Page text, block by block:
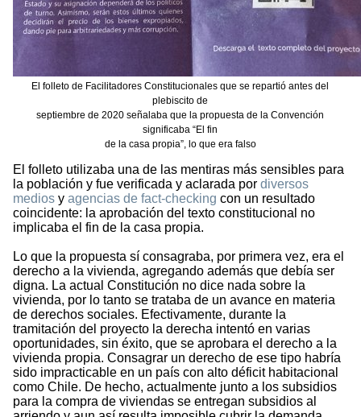
El folleto de Facilitadores Constitucionales que se repartió antes del
plebiscito de
septiembre de 2020 señalaba que la propuesta de la Convención
significaba “El fin
de la casa propia”, lo que era falso
El folleto utilizaba una de las mentiras más sensibles para
la población y fue verificada y aclarada por diversos
medios y agencias de fact-checking con un resultado
coincidente: la aprobación del texto constitucional no
implicaba el fin de la casa propia.
Lo que la propuesta sí consagraba, por primera vez, era el
derecho a la vivienda, agregando además que debía ser
digna. La actual Constitución no dice nada sobre la
vivienda, por lo tanto se trataba de un avance en materia
de derechos sociales. Efectivamente, durante la
tramitación del proyecto la derecha intentó en varias
oportunidades, sin éxito, que se aprobara el derecho a la
vivienda propia. Consagrar un derecho de ese tipo habría
sido impracticable en un país con alto déficit habitacional
como Chile. De hecho, actualmente junto a los subsidios
para la compra de viviendas se entregan subsidios al